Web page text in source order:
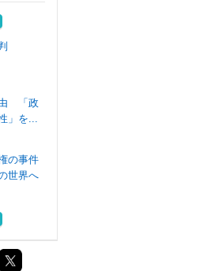
「政
」を...
の事件
世界へ
治療が
ン...